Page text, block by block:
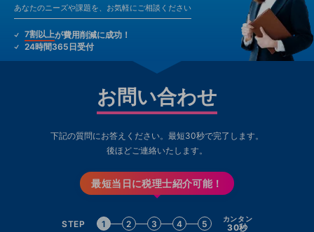
あなたのニーズや課題を、お気軽にご相談ください
7割以上が費用削減に成功！
24時間365日受付
お問い合わせ
下記の質問にお答えください。最短30秒で完了します。
後ほどご連絡いたします。
最短当日に税理士紹介可能！
STEP 1 2 3 4 5 カンタン
30秒